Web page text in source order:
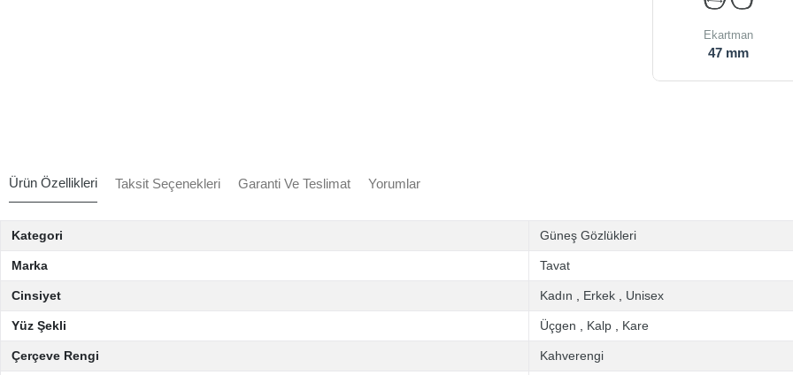
Ekartman
47 mm
Ürün Özellikleri Taksit Seçenekleri Garanti Ve Teslimat Yorumlar
Kategori Güneş Gözlükleri
Marka Tavat
Cinsiyet Kadın Erkek Unisex
Yüz Şekli Üçgen Kalp Kare
Çerçeve Rengi Kahverengi